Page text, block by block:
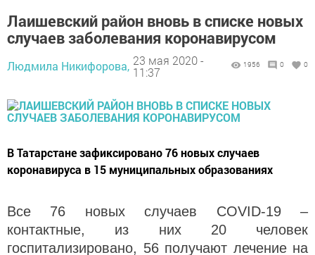
Лаишевский район вновь в списке новых
случаев заболевания коронавирусом
Людмила Никифорова, 23 мая 2020 -
11:37
1956 0 0
В Татарстане зафиксировано 76 новых случаев
коронавируса в 15 муниципальных образованиях
Все 76 новых случаев COVID-19 –
контактные, из них 20 человек
госпитализировано, 56 получают лечение на